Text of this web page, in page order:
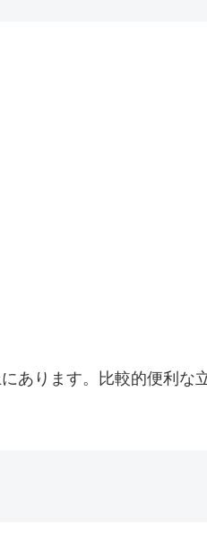
あります。比較的便利な